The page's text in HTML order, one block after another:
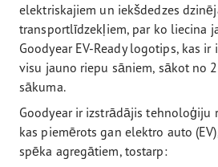
elektriskajiem un iekšdedzes
transportlīdzekļiem, par ko liecina
Goodyear EV-Ready logotips, kas ir
visu jauno riepu sāniem, sākot no
sākuma.
Goodyear ir izstrādājis tehnoloģiju
kas piemērots gan elektro auto
spēka agregātiem, tostarp: